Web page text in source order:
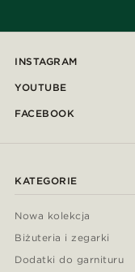
INSTAGRAM
YOUTUBE
FACEBOOK
KATEGORIE
Nowa kolekcja
Biżuteria i zegarki
Dodatki do garnituru